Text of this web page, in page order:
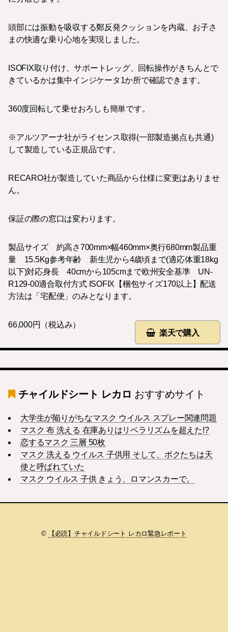
頭部には振動を吸収する鄭反発クッションを内蔵、お子さ
まの快適な乗り心地を実現しました。
ISOFIX取り付け、サポートレッグ、回転操作がきちんとで
きているかは集中インジケータ1か所で確認できます。
360度回転して乗せおろしも簡単です。
※アルツアーナ社がライセンス取得(一部製造拠点も共通)
して製造している正規品です。
RECARO社が製造していた商品から仕様に変更はありませ
ん。
保証の際の窓口は変わります。
製品サイズ 約高さ700mm×幅460mm×奥行680mm製品重
量 15.5Kg参考年齢 新生児から4歳頃まで(適応体重18kg
以下)対応身長 40cmから105cmまで欧州安全基準 UN-
R129-00適合取付方式 ISOFIX【梱包サイズ170以上】配送
方法は「宅配便」のみとなります。
楽天で購入
66,000円（税込み）
チャイルドシート レカロ おすすめサイト
大学生が陥りがちなマスク ウイルス スプレー関連問題
マスク 布 洗える 在庫ありはリベラリズムを超えた!?
恋するマスク 三層 50枚
マスク 洗える ウイルス 子供用 そして、ボクたちは天
使と呼ばれていた
マスク ウイルス 子供 きょう、ロマンスカーで。
© 【必読】チャイルドシート レカロ緊急レポート